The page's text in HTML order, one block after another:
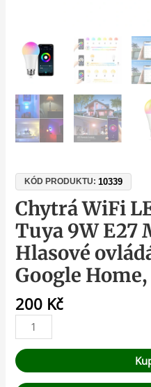
KÓD PRODUKTU:10339
Chytrá WiFi
Tuya 9W E27
Hlasové
Google
200 Kč